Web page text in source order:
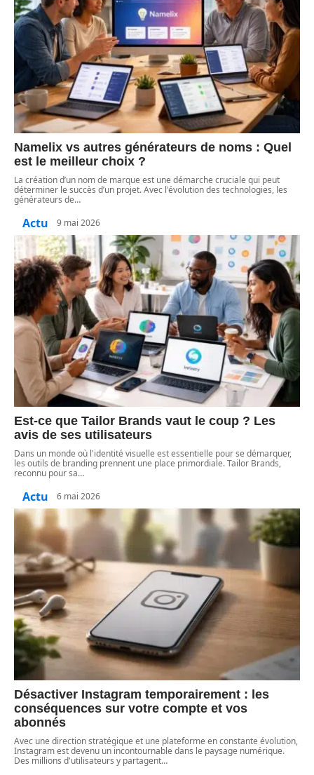
Namelix vs autres générateurs de noms : Quel
est le meilleur choix ?
La création d’un nom de marque est une démarche cruciale qui peut
déterminer le succès d’un projet. Avec l'évolution des technologies, les
générateurs de…
Actu 9 mai 2026
Est-ce que Tailor Brands vaut le coup ? Les
avis de ses utilisateurs
Dans un monde où l'identité visuelle est essentielle pour se démarquer,
les outils de branding prennent une place primordiale. Tailor Brands,
reconnu pour sa…
Actu 6 mai 2026
Désactiver Instagram temporairement : les
conséquences sur votre compte et vos
abonnés
Avec une direction stratégique et une plateforme en constante évolution,
Instagram est devenu un incontournable dans le paysage numérique.
Des millions d'utilisateurs y partagent…